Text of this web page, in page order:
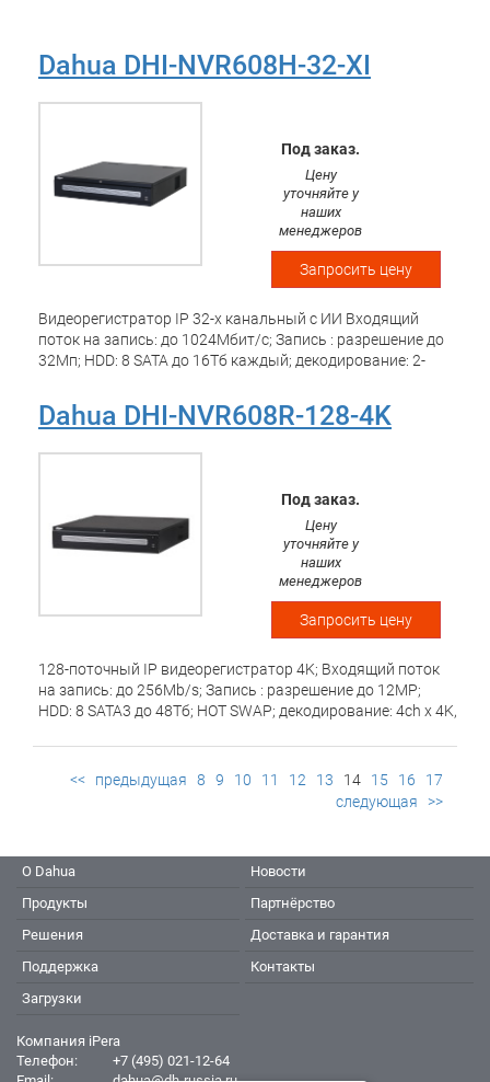
Dahua DHI-NVR608H-32-XI
Видеорегистратор IP 32-х канальный с ИИ Входящий
поток на запись: до 1024Мбит/с; Запись : разрешение до
32Мп; HDD: 8 SATA до 16Тб каждый; декодирование: 2-
2 VGA; Сеть: 2 порта 2500Mb; USB:2 порта 2.0, 2 порта 3.0;
Аудио вх. вых 1/2 для дуплексной связи; Трев. вх. вых.
IVS, 32кн SMD; видеоаналитика с камер: 32кн детектор лиц
и распознавание лиц, 32кн SMD, 32кн распознавание
номеров ТС, тепловая карта, подсчет людей,
Под заказ.
Цену
уточняйте у
наших
менеджеров
Запросить цену
Dahua DHI-NVR608R-128-4K
128-поточный IP видеорегистратор 4K; Входящий поток
на запись: до 256Mb/s; Запись : разрешение до 12MP;
HDD: 8 SATA3 до 48Тб; HOT SWAP; декодирование: 4ch х 4K,
1Gb; eSata; USB:3 порта 2.0, 1 порт 3.0; Аудио вх. вых 1/1
для дуплексной связи; Трев. вх. вых. 16/8; Raid
0/1/5/6/10,50,60; Размеры 486mm?454.9mm ?91mm;
Питание: AC220В / 40Вт; модель -R: резервное питание;
Под заказ.
Цену
уточняйте у
наших
менеджеров
Запросить цену
<< предыдущая 8 9 10 11 12 13 14 15 16
17
следующая
>>
О Dahua
Продукты
Решения
Поддержка
Загрузки
Новости
Партнёрство
Доставка и гарантия
Контакты
Компания iPera
Телефон:
+7 (495) 021-12-64